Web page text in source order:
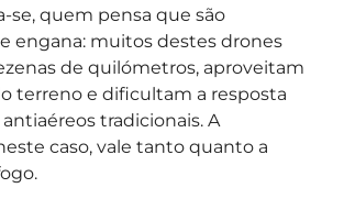
se, quem pensa que são
engana: muitos destes drones
de quilómetros, aproveitam
terreno e dificultam a resposta
tradicionais. A
caso, vale tanto quanto a